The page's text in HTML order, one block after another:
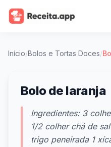
Início/Bolos e Tortas Doces/
Bolo de laranja
Ingredientes: 3
1/2 colher chá de
trigo peneirada 1